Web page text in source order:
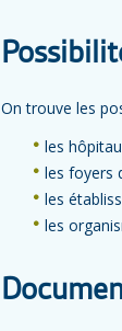
On trouve les
les
les foyers
les
les